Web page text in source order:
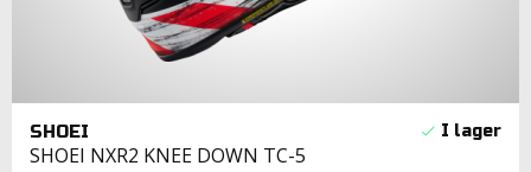
SHOEI
SHOEI NXR2 KNEE DOWN TC-5